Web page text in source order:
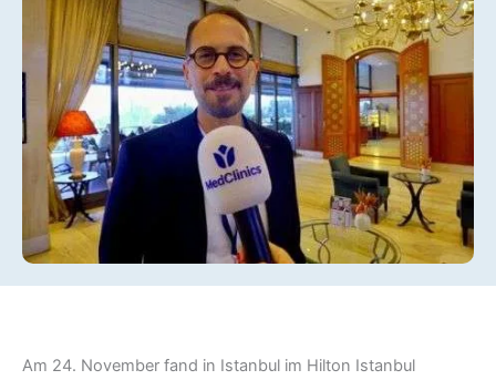
Am 24. November fand in Istanbul im Hilton Istanbul